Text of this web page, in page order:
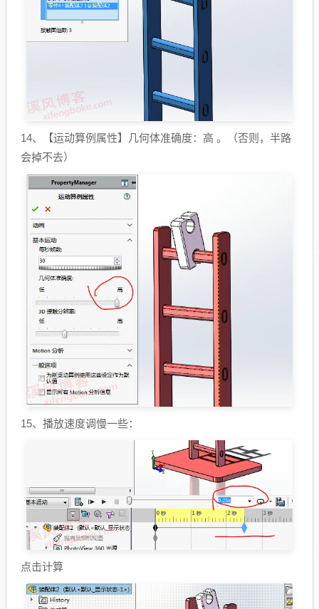
14、【运动算例属性】几何体准确度：高 。（否则，半路
会掉不去）
15、播放速度调慢一些：
点击计算